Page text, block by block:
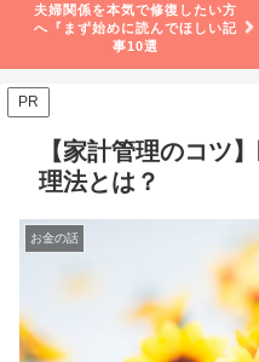
夫婦関係を本気で修復したい方
へ『まず始めに読んでほしい記
事10選
PR
【家計管理のコツ
理法とは？
お金の話